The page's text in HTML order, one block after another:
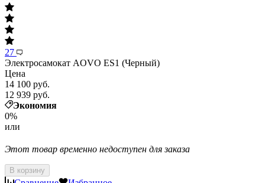
27
Электросамокат AOVO ES1 (Черный)
Цена
14 100 руб.
12 939 руб.
Экономия
0%
или
Этот товар временно недоступен для заказа
В корзину